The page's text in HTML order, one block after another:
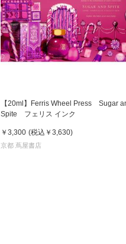
【20ml】Ferris Wheel Press Sugar
Spite フェリス インク
￥3,300 (税込 ￥3,630)
京都 蔦屋書店